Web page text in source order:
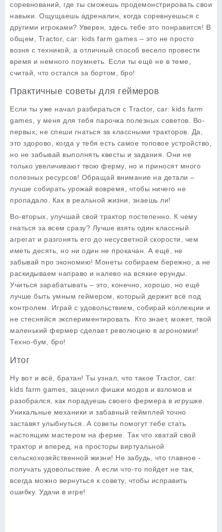
соревнований, где ты сможешь продемонстрировать свои
навыки. Ощущаешь адреналин, когда соревнуешься с
другими игроками? Уверен, здесь тебе это понравится! В
общем, Tractor, car: kids farm games – это не просто
возня с техникой, а отличный способ весело провести
время и немного поумнеть. Если ты ещё не в теме,
считай, что остался за бортом, бро!
Практичные советы для геймеров
Если ты уже начал разбираться с Tractor, car: kids farm
games, у меня для тебя парочка полезных советов. Во-
первых, не спеши гнаться за классными тракторов. Да,
это здорово, когда у тебя есть самое топовое устройство,
но не забывай выполнять квесты и задания. Они не
только увеличивают твою ферму, но и приносят много
полезных ресурсов! Обращай внимание на детали –
лучше собирать урожай вовремя, чтобы ничего не
пропадало. Как в реальной жизни, знаешь ли!
Во-вторых, улучшай свой трактор постепенно. К чему
гнаться за всем сразу? Лучше взять один классный
агрегат и разгонять его до несусветной скорости, чем
иметь десять, но ни один не прокачан. А ещё, не
забывай про экономию! Монеты собираем бережно, а не
раскидываем направо и налево на всякие ерунды.
Учиться зарабатывать – это, конечно, хорошо, но ещё
лучше быть умным геймером, который держит всё под
контролем. Играй с удовольствием, собирай коллекции и
не стесняйся экспериментировать. Кто знает, может, твой
маленький фермер сделает революцию в агрономии!
Техно-бум, бро!
Итог
Ну вот и всё, братан! Ты узнал, что такое Tractor, car:
kids farm games, заценил фишки модов и взломов и
разобрался, как порадуешь своего фермера в игрушке.
Уникальные механики и забавный геймплей точно
заставят улыбнуться. А советы помогут тебе стать
настоящим мастером на ферме. Так что хватай свой
трактор и вперед, на просторы виртуальной
сельскохозяйственной жизни! Не забудь, что главное -
получать удовольствие. А если что-то пойдет не так,
всегда можно вернуться к совету, чтобы исправить
ошибку. Удачи в игре!